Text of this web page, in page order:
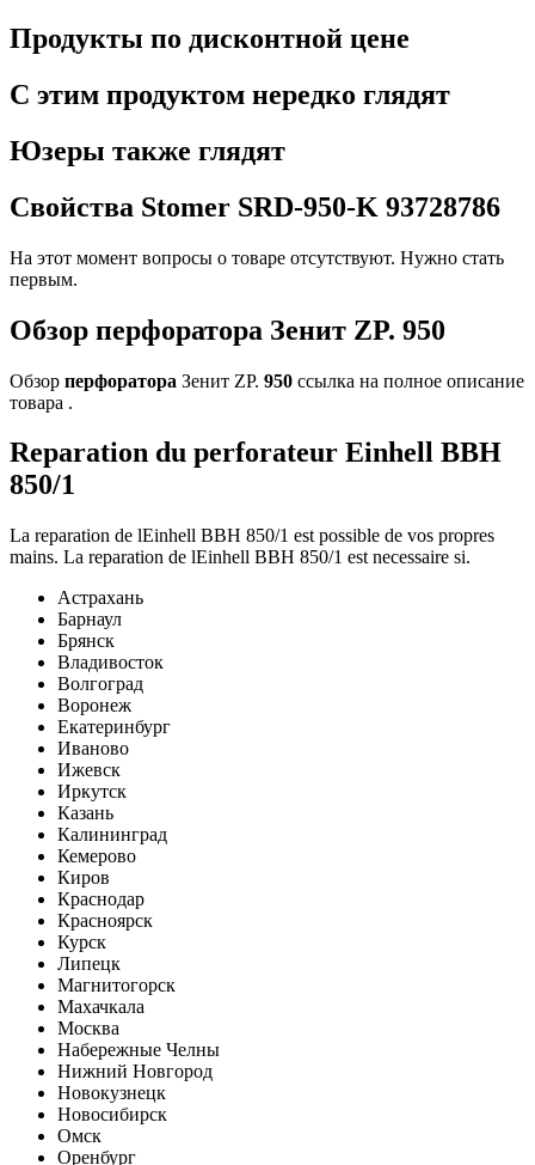
Продукты по дисконтной цене
С этим продуктом нередко глядят
Юзеры также глядят
Свойства Stomer SRD-950-K 93728786
На этот момент вопросы о товаре отсутствуют. Нужно стать
первым.
Обзор перфоратора Зенит ZP. 950
Обзор перфоратора Зенит ZP. 950 ссылка на полное описание
товара .
Reparation du perforateur Einhell BBH
850/1
La reparation de lEinhell BBH 850/1 est possible de vos propres
mains. La reparation de lEinhell BBH 850/1 est necessaire si.
Астрахань
Барнаул
Брянск
Владивосток
Волгоград
Воронеж
Екатеринбург
Иваново
Ижевск
Иркутск
Казань
Калининград
Кемерово
Киров
Краснодар
Красноярск
Курск
Липецк
Магнитогорск
Махачкала
Москва
Набережные Челны
Нижний Новгород
Новокузнецк
Новосибирск
Омск
Оренбург